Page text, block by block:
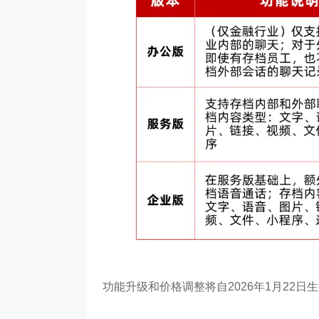
功能升级和价格调整将自2026年1月22日